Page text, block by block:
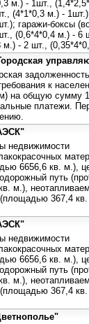
м.) - 1шт.,
(4*1*0,3 м.) -
гаражи-боксы
(0,6*4*0,4 м.) - 6
м.) - 2 шт.,
задолженность
к
на общую сумму
платежи.
недвижимости
6656,6 кв. м.),
путь
м.),
367,4
недвижимости
6656,6 кв. м.),
путь
м.),
367,4